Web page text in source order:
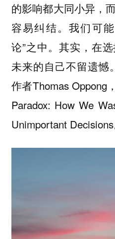
的影响都大同小异，
容易纠结。我们可
论”之中。其实，在
未来的自己不留遗憾
作者Thomas Oppong
Paradox: How We
Unimportant Decisions